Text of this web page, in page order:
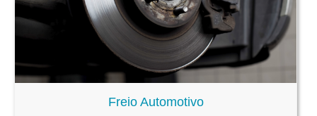
Freio Automotivo